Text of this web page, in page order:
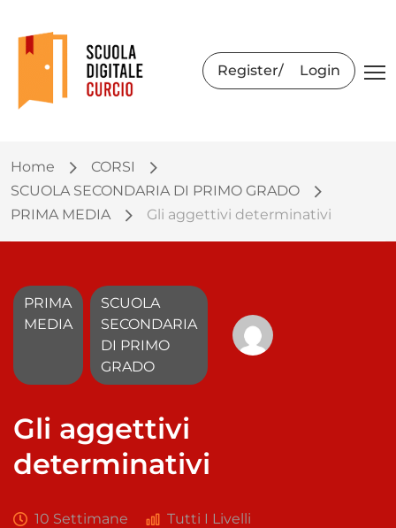
Register Login
Home
CORSI
SCUOLA SECONDARIA DI PRIMO GRADO
PRIMA MEDIA
Gli aggettivi determinativi
PRIMA
MEDIA
SCUOLA
SECONDARIA
DI PRIMO
GRADO
Gli aggettivi
determinativi
10 Settimane Tutti I Livelli